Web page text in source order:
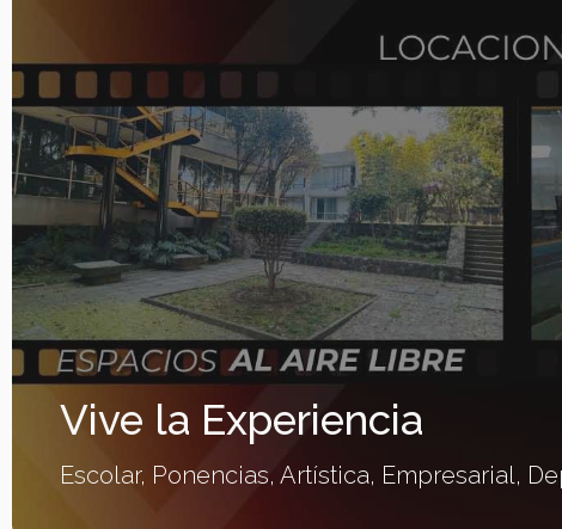
Vive la Experiencia
Escolar, Ponencias, Artística, Empresarial,